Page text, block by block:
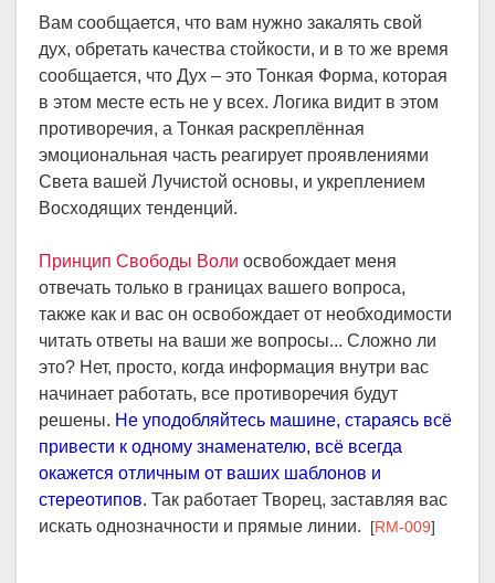
Вам сообщается, что вам нужно закалять свой
дух, обретать качества стойкости, и в то же время
сообщается, что Дух – это Тонкая Форма, которая
в этом месте есть не у всех. Логика видит в этом
противоречия, а Тонкая раскреплённая
эмоциональная часть реагирует проявлениями
Света вашей Лучистой основы, и укреплением
Восходящих тенденций.
Принцип Свободы Воли освобождает меня
отвечать только в границах вашего вопроса,
также как и вас он освобождает от необходимости
читать ответы на ваши же вопросы... Сложно ли
это? Нет, просто, когда информация внутри вас
начинает работать, все противоречия будут
решены. Не уподобляйтесь машине, стараясь всё
привести к одному знаменателю, всё всегда
окажется отличным от ваших шаблонов и
стереотипов. Так работает Творец, заставляя вас
искать однозначности и прямые линии. [RM-009]